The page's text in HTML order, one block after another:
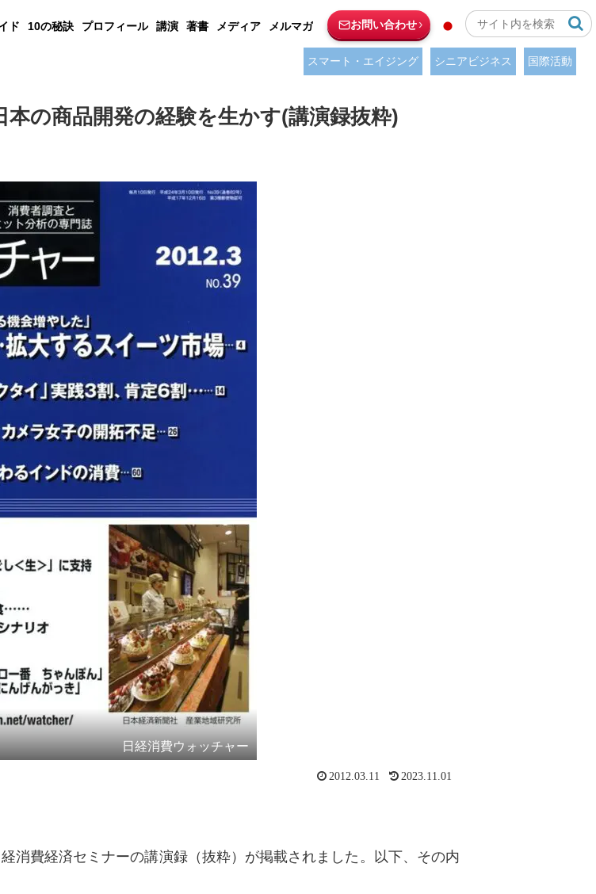
ド 10の秘訣 プロフィール 講演 著書 メディア メルマガ お問い合わせ
スマート・エイジング シニアビジネス 国際活動
の商品開発の経験を生かす(講演録抜粋)
日経消費ウォッチャー
2012.03.11 2023.11.01
消費経済セミナーの講演録（抜粋）が掲載されました。以下、その内